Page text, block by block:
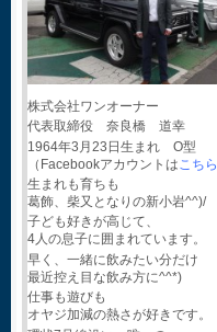
株式会社ワンオーナー
代表取締役 奈良橋 道幸
1964年3月23日生まれ O型
（Facebookアカウントは こちら
生まれも育ちも
葛飾、柴又となりの新小岩^^)/
子ども好きが高じて、
4人の息子に囲まれています。
早く、一緒に飲みたい分だけ
最近控え目な飲み方に^^*)
仕事も遊びも
オヤジ加減の熱さが好きです。